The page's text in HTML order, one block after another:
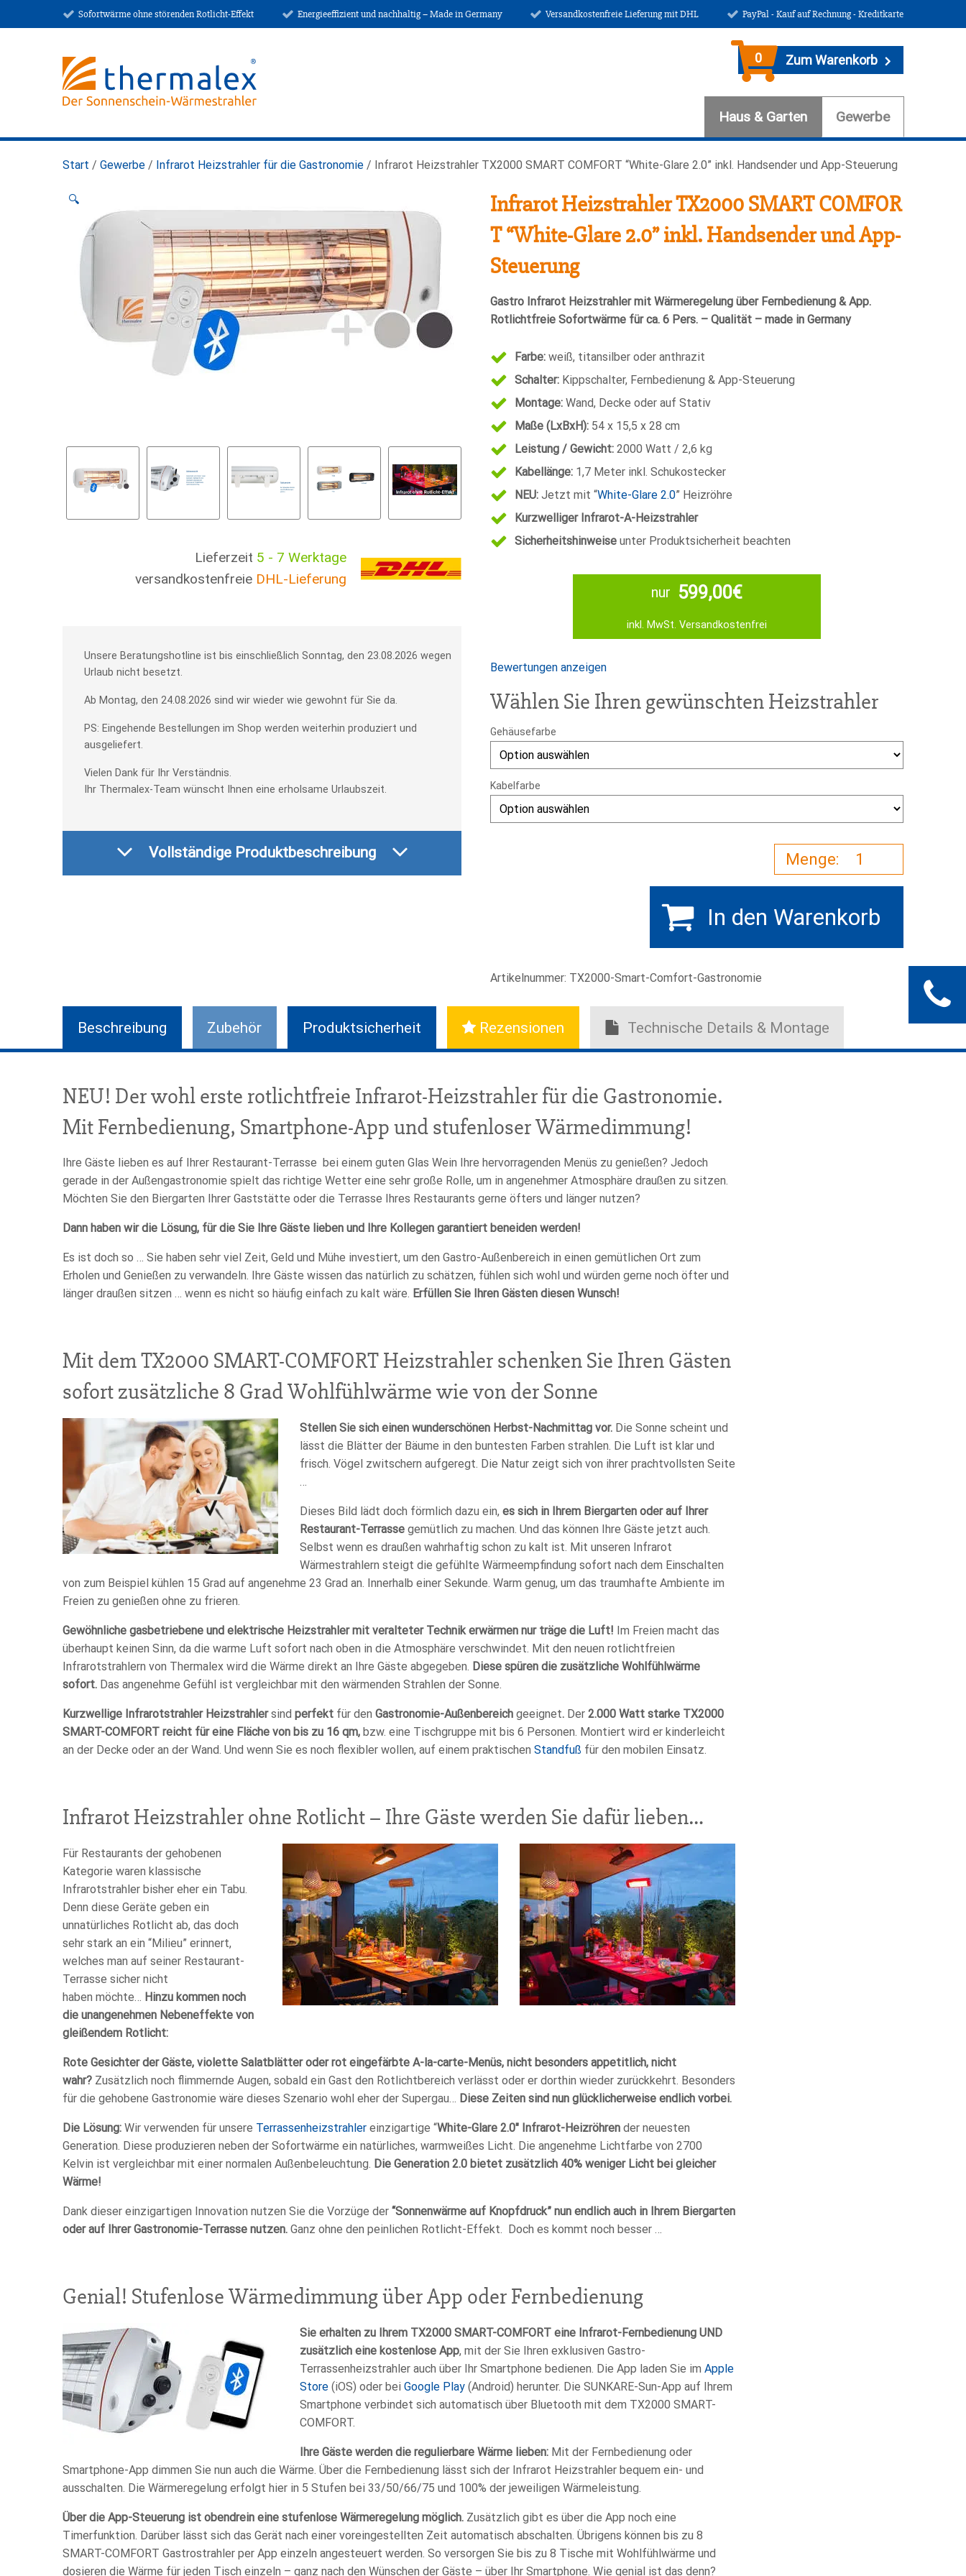
Sofortwärme ohne störenden Rotlicht-Effekt Energieeffizient und nachhaltig – Made in Germany Versandkostenfreie Lieferung mit DHL PayPal - Kauf auf Rechnung - Kreditkarte
0 Zum Warenkorb
Haus & Garten Gewerbe
Start / Gewerbe / Infrarot Heizstrahler für die Gastronomie / Infrarot Heizstrahler TX2000 SMART COMFORT “White-Glare 2.0” inkl. Handsender und App-Steuerung
🔍
Lieferzeit 5 - 7 Werktage
versandkostenfreie DHL-Lieferung
Unsere Beratungshotline ist bis einschließlich Sonntag, den 23.08.2026 wegen
Urlaub nicht besetzt.
Ab Montag, den 24.08.2026 sind wir wieder wie gewohnt für Sie da.
PS: Eingehende Bestellungen im Shop werden weiterhin produziert und
ausgeliefert.
Vielen Dank für Ihr Verständnis.
Ihr Thermalex-Team wünscht Ihnen eine erholsame Urlaubszeit.
Vollständige Produktbeschreibung
Infrarot Heizstrahler TX2000 SMART COMFOR
T “White-Glare 2.0” inkl. Handsender und App-
Steuerung
nur 599,00€
inkl. MwSt. Versandkostenfrei
Gastro Infrarot Heizstrahler mit Wärmeregelung über Fernbedienung & App.
Rotlichtfreie Sofortwärme für ca. 6 Pers. – Qualität – made in Germany
Farbe: weiß, titansilber oder anthrazit
Schalter: Kippschalter, Fernbedienung & App-Steuerung
Montage: Wand, Decke oder auf Stativ
Maße (LxBxH): 54 x 15,5 x 28 cm
Leistung / Gewicht: 2000 Watt / 2,6 kg
Kabellänge: 1,7 Meter inkl. Schukostecker
NEU: Jetzt mit “White-Glare 2.0” Heizröhre
Kurzwelliger Infrarot-A-Heizstrahler
Sicherheitshinweise unter Produktsicherheit beachten
Bewertungen anzeigen
Wählen Sie Ihren gewünschten Heizstrahler
Gehäusefarbe
Kabelfarbe
Handsender
und
Menge
In den Warenkorb
Artikelnummer: TX2000-Smart-Comfort-Gastronomie
Beschreibung Zubehör Produktsicherheit Rezensionen Technische Details & Montage
NEU! Der wohl erste rotlichtfreie Infrarot-Heizstrahler für die Gastronomie.
Mit Fernbedienung, Smartphone-App und stufenloser Wärmedimmung!
Ihre Gäste lieben es auf Ihrer Restaurant-Terrasse bei einem guten Glas Wein Ihre hervorragenden Menüs zu genießen? Jedoch
gerade in der Außengastronomie spielt das richtige Wetter eine sehr große Rolle, um in angenehmer Atmosphäre draußen zu sitzen.
Möchten Sie den Biergarten Ihrer Gaststätte oder die Terrasse Ihres Restaurants gerne öfters und länger nutzen?
Dann haben wir die Lösung, für die Sie Ihre Gäste lieben und Ihre Kollegen garantiert beneiden werden!
Es ist doch so … Sie haben sehr viel Zeit, Geld und Mühe investiert, um den Gastro-Außenbereich in einen gemütlichen Ort zum
Erholen und Genießen zu verwandeln. Ihre Gäste wissen das natürlich zu schätzen, fühlen sich wohl und würden gerne noch öfter und
länger draußen sitzen … wenn es nicht so häufig einfach zu kalt wäre. Erfüllen Sie Ihren Gästen diesen Wunsch!
Mit dem TX2000 SMART-COMFORT Heizstrahler schenken Sie Ihren Gästen
sofort zusätzliche 8 Grad Wohlfühlwärme wie von der Sonne
Stellen Sie sich einen wunderschönen Herbst-Nachmittag vor. Die Sonne scheint und
lässt die Blätter der Bäume in den buntesten Farben strahlen. Die Luft ist klar und
frisch. Vögel zwitschern aufgeregt. Die Natur zeigt sich von ihrer prachtvollsten Seite
…
Dieses Bild lädt doch förmlich dazu ein, es sich in Ihrem Biergarten oder auf Ihrer
Restaurant-Terrasse gemütlich zu machen. Und das können Ihre Gäste jetzt auch.
Selbst wenn es draußen wahrhaftig schon zu kalt ist. Mit unseren Infrarot
Wärmestrahlern steigt die gefühlte Wärmeempfindung sofort nach dem Einschalten
von zum Beispiel kühlen 15 Grad auf angenehme 23 Grad an. Innerhalb einer Sekunde. Warm genug, um das traumhafte Ambiente im
Freien zu genießen ohne zu frieren.
Gewöhnliche gasbetriebene und elektrische Heizstrahler mit veralteter Technik erwärmen nur träge die Luft! Im Freien macht das
überhaupt keinen Sinn, da die warme Luft sofort nach oben in die Atmosphäre verschwindet. Mit den neuen rotlichtfreien
Infrarotstrahlern von Thermalex wird die Wärme direkt an Ihre Gäste abgegeben. Diese spüren die zusätzliche Wohlfühlwärme
sofort. Das angenehme Gefühl ist vergleichbar mit den wärmenden Strahlen der Sonne.
Kurzwellige Infrarotstrahler Heizstrahlersind perfekt für den Gastronomie-Außenbereich geeignet. Der 2.000 Watt starke TX2000
SMART-COMFORT reicht für eine Fläche von bis zu 16 qm, bzw. eine Tischgruppe mit bis 6 Personen. Montiert wird er kinderleicht
an der Decke oder an der Wand. Und wenn Sie es noch flexibler wollen, auf einem praktischen Standfuß für den mobilen Einsatz.
Infrarot Heizstrahler ohne Rotlicht – Ihre Gäste werden Sie dafür lieben…
Für Restaurants der gehobenen
Kategorie waren klassische
Infrarotstrahler bisher eher ein Tabu.
Denn diese Geräte geben ein
unnatürliches Rotlicht ab, das doch
sehr stark an ein “Milieu” erinnert,
welches man auf seiner Restaurant-
Terrasse sicher nicht
haben möchte… Hinzu kommen noch
die unangenehmen Nebeneffekte von
gleißendem Rotlicht:
Rote Gesichter der Gäste, violette Salatblätter oder rot eingefärbte A-la-carte-Menüs, nicht besonders appetitlich, nicht
wahr? Zusätzlich noch flimmernde Augen, sobald ein Gast den Rotlichtbereich verlässt oder er dorthin wieder zurückkehrt. Besonders
für die gehobene Gastronomie wäre dieses Szenario wohl eher der Supergau… Diese Zeiten sind nun glücklicherweise endlich vorbei.
Die Lösung: Wir verwenden für unsere Terrassenheizstrahler einzigartige “White-Glare 2.0″ Infrarot-Heizröhren der neuesten
Generation. Diese produzieren neben der Sofortwärme ein natürliches, warmweißes Licht. Die angenehme Lichtfarbe von 2700
Kelvin ist vergleichbar mit einer normalen Außenbeleuchtung. Die Generation 2.0 bietet zusätzlich 40% weniger Licht bei gleicher
Wärme!
Dank dieser einzigartigen Innovation nutzen Sie die Vorzüge der “Sonnenwärme auf Knopfdruck” nun endlich auch in Ihrem Biergarten
oder auf Ihrer Gastronomie-Terrasse nutzen. Ganz ohne den peinlichen Rotlicht-Effekt. Doch es kommt noch besser …
Genial! Stufenlose Wärmedimmung über App oder Fernbedienung
Sie erhalten zu Ihrem TX2000 SMART-COMFORT eine Infrarot-Fernbedienung UND
zusätzlich eine kostenlose App, mit der Sie Ihren exklusiven Gastro-
Terrassenheizstrahler auch über Ihr Smartphone bedienen. Die App laden Sie im Apple
Store (iOS) oder bei Google Play (Android) herunter. Die SUNKARE-Sun-App auf Ihrem
Smartphone verbindet sich automatisch über Bluetooth mit dem TX2000 SMART-
COMFORT.
Ihre Gäste werden die regulierbare Wärme lieben: Mit der Fernbedienung oder
Smartphone-App dimmen Sie nun auch die Wärme. Über die Fernbedienung lässt sich der Infrarot Heizstrahler bequem ein- und
ausschalten. Die Wärmeregelung erfolgt hier in 5 Stufen bei 33/50/66/75 und 100% der jeweiligen Wärmeleistung.
Über die App-Steuerung ist obendrein eine stufenlose Wärmeregelung möglich. Zusätzlich gibt es über die App noch eine
Timerfunktion. Darüber lässt sich das Gerät nach einer voreingestellten Zeit automatisch abschalten. Übrigens können bis zu 8
SMART-COMFORT Gastrostrahler per App einzeln angesteuert werden. So versorgen Sie bis zu 8 Tische mit Wohlfühlwärme und
dosieren die Wärme für jeden Tisch einzeln – ganz nach den Wünschen der Gäste – über Ihr Smartphone. Wie genial ist das denn?